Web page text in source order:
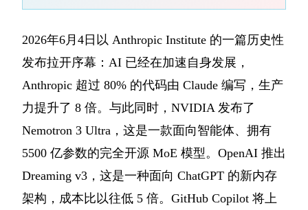
2026年6月4日以 Anthropic Institute 的一篇历史性
发布拉开序幕：AI 已经在加速自身发展，
Anthropic 超过 80% 的代码由 Claude 编写，生产
力提升了 8 倍。与此同时，NVIDIA 发布了
Nemotron 3 Ultra，这是一款面向智能体、拥有
5500 亿参数的完全开源 MoE 模型。OpenAI 推出
Dreaming v3，这是一种面向 ChatGPT 的新内存
架构，成本比以往低 5 倍。GitHub Copilot 将上